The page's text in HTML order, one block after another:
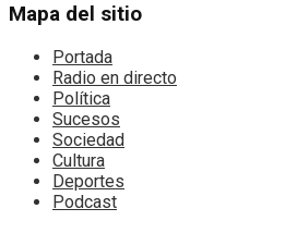
Mapa del sitio
Portada
Radio en directo
Política
Sucesos
Sociedad
Cultura
Deportes
Podcast